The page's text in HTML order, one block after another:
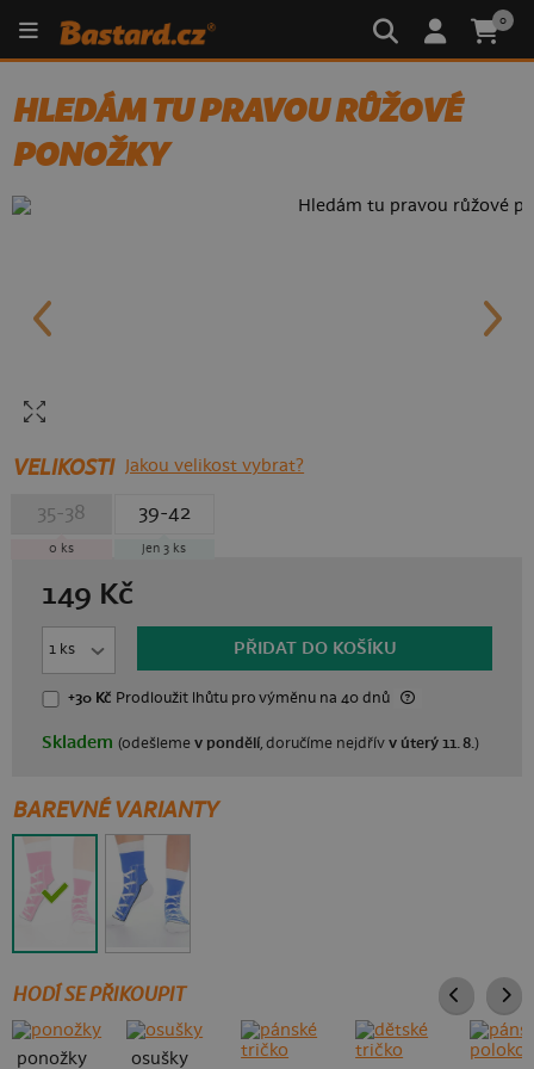
0
HLEDÁM TU PRAVOU RŮŽOVÉ
PONOŽKY
VELIKOSTI Jakou velikost vybrat?
35-38
0 ks
39-42
jen 3 ks
149 Kč
PŘIDAT DO KOŠÍKU
+30 Kč Prodloužit lhůtupro výměnu na 40 dnů
Skladem(odešlemev pondělí, doručíme nejdřívv úterý 11. 8.)
BAREVNÉ VARIANTY
HODÍ SE PŘIKOUPIT
ponožky
osušky